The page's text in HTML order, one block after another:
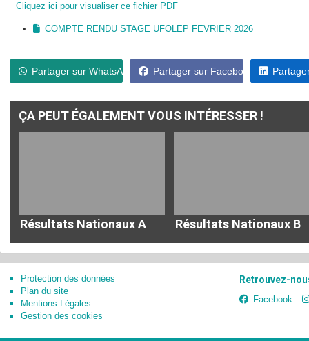
Cliquez ici pour visualiser ce fichier PDF
COMPTE RENDU STAGE UFOLEP FEVRIER 2026
Partager sur WhatsApp Partager sur Facebook
ÇA PEUT ÉGALEMENT VOUS INTÉRESSER !
Résultats Nationaux A Résultats Nationaux B
Protection des données
Plan du site
Mentions Légales
Gestion des cookies
Retrouvez-
Facebook